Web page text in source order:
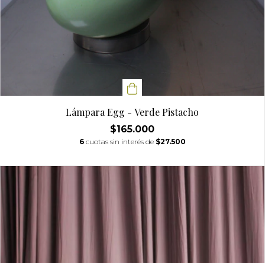
Lámpara Egg - Verde Pistacho
$165.000
6 cuotas sin interés de $27.500